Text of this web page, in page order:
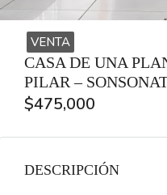
VENTA
CASA DE UNA
PILAR –
$475,000
DESCRIPCIÓN